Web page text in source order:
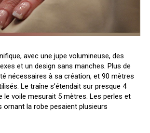
avec une jupe volumineuse, des
et un design sans manches. Plus de
nécessaires à sa création, et 90 mètres
Le traîne s’étendait sur presque 4
le voile mesurait 5 mètres. Les perles et
ornant la robe pesaient plusieurs